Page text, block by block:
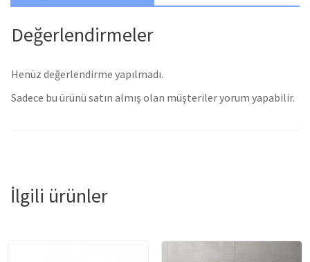
Değerlendirmeler
Henüz değerlendirme yapılmadı.
Sadece bu ürünü satın almış olan müşteriler yorum yapabilir.
İlgili ürünler